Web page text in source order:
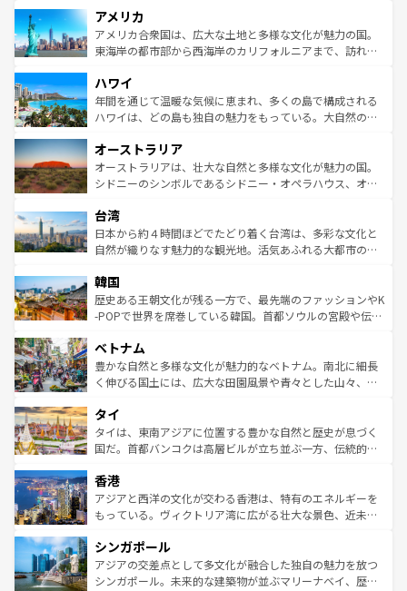
ンツ一覧を参照してほしい。
の建物がそのまま残る町や、スイスならではのユニークな
博物館もあり、アルプス観光だけでなく町歩きも満喫する
ことができる。国民の所得が高いため物価も高いが、旅行
ば市内交通費無料で観光を楽しむこともできる。 なお、新
着のスイス情報はコンテンツ一覧 を参照してほしい。
アメリカ
アメリカ合衆国は、広大な土地と多様な文化が魅力の国。
東海岸の都市部から西海岸のカリフォルニアまで、訪れる
のような巨大都市は、観光、ショッピング、エンターテイ
ンメントが詰まった刺激的なスポットだ。一方、アメリカ
西部には大自然が広がり、グランドキャニオンやイエロー
部のニューオーリンズでは、音楽と美食が融合した独特の
文化が魅力。旅行者はアメリカの各地域で異なる魅力を楽
しみながら、その多様性と豊かな歴史を感じることができ
ならではの贅沢な旅のスタイルだ。 なお、新着のアメリカ
情報はコンテンツ一覧を参照してほしい。
ハワイ
年間を通じて温暖な気候に恵まれ、多くの島で構成される
ハワイは、どの島も独自の魅力をもっている。大自然の神
ワイ島は見逃せない。また、定番の観光地といえばオアフ
島だが、静かな自然を求めるならマウイ島やカウアイ島が
おすすめ。エメラルドグリーンに輝く海をはじめ、豊かな
れるおもてなしの心で訪れる人々を迎えてくれるハワイの
人々、おいしいローカルフードやハワイアンミュージッ
ク、伝統的なフラダンスなど、すべてがハワイの魅力を彩
ワイを、存分に味わってほしい。 なお、新着のハワイ情報
はコンテンツ一覧を参照してほしい。
オーストラリア
オーストラリアは、壮大な自然と多様な文化が魅力の国。
シドニーのシンボルであるシドニー・オペラハウス、オー
リアリーフや大陸中央部にそびえるウルル（エアーズロッ
ク）、タスマニアの美しい原生林やケアンズの熱帯雨林な
ど、見どころがたくさん。また、カフェやワイン、オージ
いる。アクティビティも充実しており、サーフィンやダイ
ビング、ハイキングなど、アウトドア好きにはたまらな
い。オーストラリアの多彩な魅力を存分に味わいつくそ
参照してほしい。
台湾
日本から約４時間ほどでたどり着く台湾は、多彩な文化と
自然が織りなす魅力的な観光地。活気あふれる大都市の台
ン）、静ひつな山岳地帯である台湾東部など、都市の喧騒
と山間の静けさが共存しており、訪れる人に新しい発見と
驚きをもたらしてくれる。また、奥深い台湾の食文化も魅
容にもいいと評判のスイーツなど、バラエティ豊かな料理
が味わえる。 なお、新着の台湾情報は コンテンツ一覧を参
照してほしい。
韓国
歴史ある王朝文化が残る一方で、最先端のファッションやK
-POPで世界を席巻している韓国。首都ソウルの宮殿や伝統
き、地方に足を延ばせば四季折々の自然美を楽しむことが
できる。そして、キムチや焼肉、絶品のストリートフード
まで、さまざまな韓国料理が待っている。夜には、韓国な
リティに包まれながら、韓国の多彩な魅力を心ゆくまで味
わってみてほしい。 なお、新着の韓国情報はコンテンツ一
覧を参照してほしい。
ベトナム
豊かな自然と多様な文化が魅力的なベトナム。南北に細長
く伸びる国土には、広大な田園風景や青々とした山々、世
急速な発展と共に伝統が息づく。ハノイの古い町並みやホ
ーチミン市のフランス統治時代の建物も、独特の雰囲気を
醸し出している。また、バラエティの豊かさとおいしさで
とつ。フォーやバインミー、ベトナムコーヒーなどは、ぜ
ひ現地で味わいたい。どの地域を訪れてもあたたかい人々
が旅行者を迎えてくれるので、きっと忘れられない旅にな
参照してほしい。
タイ
タイは、東南アジアに位置する豊かな自然と歴史が息づく
国だ。首都バンコクは高層ビルが立ち並ぶ一方、伝統的な
の活気が交差している。北部ではチェンマイなどの山岳地
帯で自然と触れ合い、南部ではプーケットやクラビの美し
いビーチでリゾート気分を楽しむことができる。タイ料理
激する。気候は一年中温暖で、どの季節にも異なる楽しみ
が待っている。親しみやすいタイの人々、仏教を中心とし
た文化、そして多様な観光資源が、訪れる旅人を魅了し続
香港
アジアと西洋の文化が交わる香港は、特有のエネルギーを
もっている。ヴィクトリア湾に広がる壮大な景色、近未来
み、どこを訪れても感動するはず。観光スポットが密集し
ており、効率よく見どころを回れるのも魅力。息をのむよ
うな絶景から文化的な体験まで、香港を存分に楽しみ尽く
シンガポール
アジアの交差点として多文化が融合した独自の魅力を放つ
シンガポール。未来的な建築物が並ぶマリーナベイ、歴史